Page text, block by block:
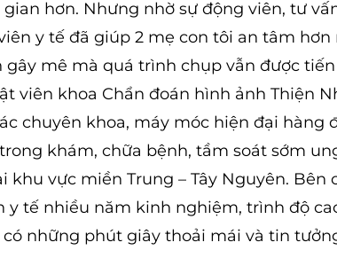
hơn. Nhưng nhờ sự động viên, tư
y tế đã giúp 2 mẹ con tôi an tâm
mê mà quá trình chụp vẫn được
viên khoa Chẩn đoán hình ảnh Thiện
chuyên khoa, máy móc hiện đại hàng
khám, chữa bệnh, tầm soát sớm
vực miền Trung – Tây Nguyên. Bên
tế nhiều năm kinh nghiệm, trình độ
những phút giây thoải mái và tin